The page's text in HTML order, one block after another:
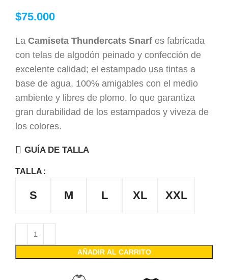
$75.000
La Camiseta Thundercats Snarf es fabricada
con telas de algodón peinado y confección de
excelente calidad; el estampado usa tintas a
base de agua, 100% amigables con el medio
ambiente y libres de plomo. lo que garantiza
gran durabilidad de los estampados y viveza de
los colores.
GUÍA DE TALLA
TALLA
S M L XL XXL
AÑADIR AL CARRITO